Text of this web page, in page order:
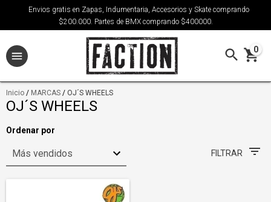
Envios gratis en Zapas, Indumentaria, Accesorios y Skate comprando
$200.000. Partes de BMX comprando $400000.
0
Inicio / MARCAS / OJ´S WHEELS
OJ´S WHEELS
Ordenar por
FILTRAR